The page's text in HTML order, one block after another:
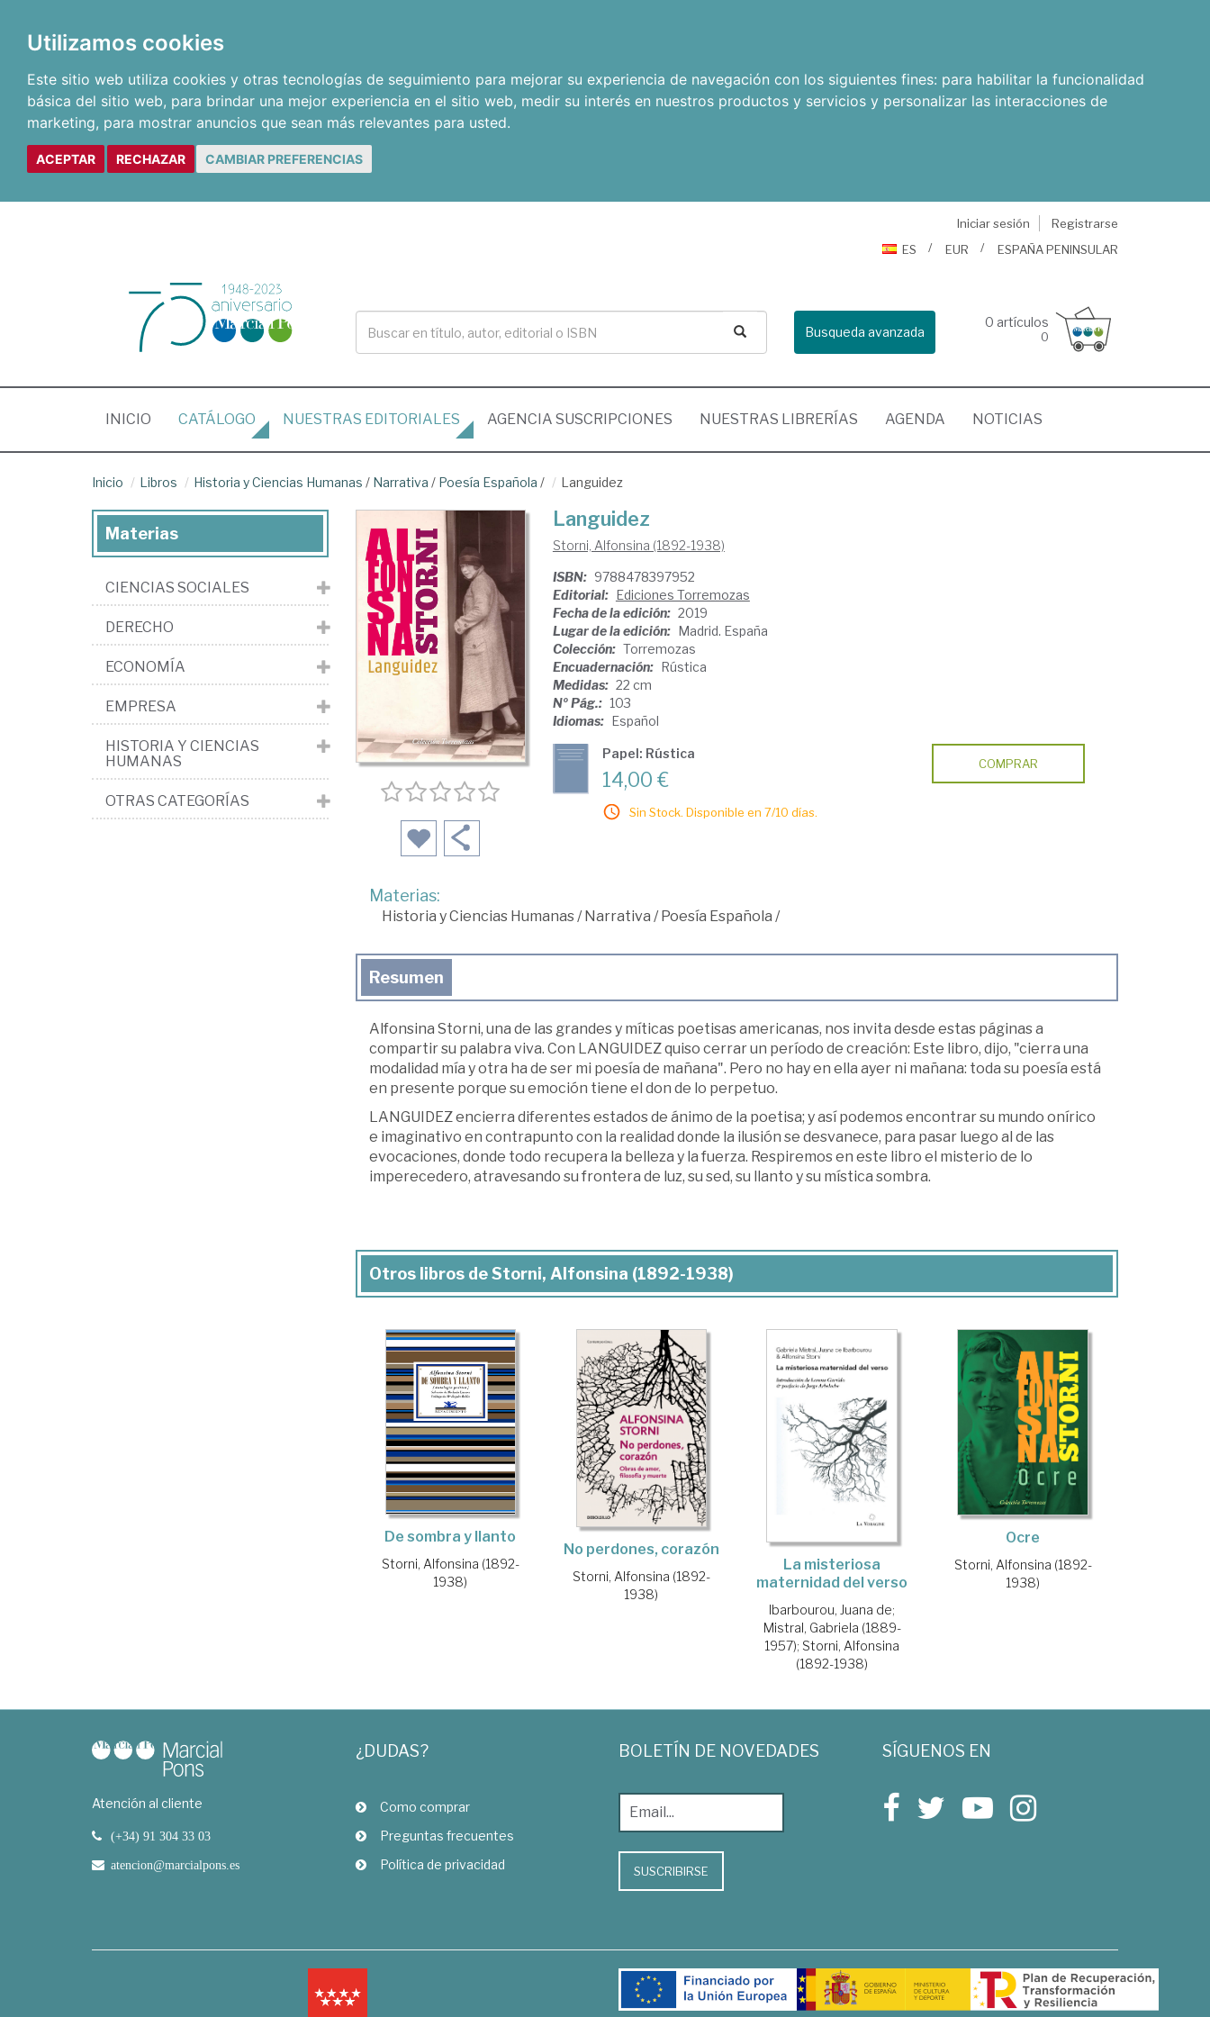
Utilizamos cookies
Este sitio web utiliza cookies y otras tecnologías de seguimiento para mejorar su experiencia de navegación con los siguientes fines: para habilitar la funcionalidad
básica del sitio web, para brindar una mejor experiencia en el sitio web, medir su interés en nuestros productos y servicios y personalizar las interacciones de
marketing, para mostrar anuncios que sean más relevantes para usted.
ACEPTAR RECHAZAR CAMBIAR PREFERENCIAS
Iniciar sesión
Registrarse
ES
EUR ESPAÑA PENINSULAR
Busqueda avanzada
0 artículos
0
INICIO (CURRENT)
CATÁLOGO NUESTRAS EDITORIALES AGENCIA SUSCRIPCIONES NUESTRAS LIBRERÍAS AGENDA NOTICIAS
Inicio Libros Historia y Ciencias Humanas / Narrativa / Poesía Española / Languidez
Languidez
Storni, Alfonsina (1892-1938)
ISBN: 9788478397952
Editorial: Ediciones Torremozas
Fecha de la edición: 2019
Lugar de la edición: Madrid. España
Colección: Torremozas
Encuadernación: Rústica
Medidas: 22 cm
Nº Pág.: 103
Idiomas: Español
Papel: Rústica
14,00 €
Sin Stock. Disponible en 7/10 días.
COMPRAR
Materias:
Historia y Ciencias Humanas/ Narrativa / Poesía Española /
Resumen
Alfonsina Storni, una de las grandes y míticas poetisas americanas, nos invita desde estas páginas a
compartir su palabra viva. Con LANGUIDEZ quiso cerrar un período de creación: Este libro, dijo, "cierra una
modalidad mía y otra ha de ser mi poesía de mañana". Pero no hay en ella ayer ni mañana: toda su poesía está
en presente porque su emoción tiene el don de lo perpetuo.
LANGUIDEZ encierra diferentes estados de ánimo de la poetisa; y así podemos encontrar su mundo onírico
e imaginativo en contrapunto con la realidad donde la ilusión se desvanece, para pasar luego al de las
evocaciones, donde todo recupera la belleza y la fuerza. Respiremos en este libro el misterio de lo
imperecedero, atravesando su frontera de luz, su sed, su llanto y su mística sombra.
Otros libros de Storni, Alfonsina (1892-1938)
De sombra y llanto
Storni, Alfonsina (1892-
1938)
No perdones, corazón
Storni, Alfonsina (1892-
1938)
La misteriosa
maternidad del verso
Ibarbourou, Juana de;
Mistral, Gabriela (1889-
1957); Storni, Alfonsina
(1892-1938)
Ocre
Storni, Alfonsina (1892-
1938)
Materias
CIENCIAS SOCIALES
DERECHO
ECONOMÍA
EMPRESA
HISTORIA Y CIENCIAS
HUMANAS
OTRAS CATEGORÍAS
Atención al cliente
(+34) 91 304 33 03
atencion@marcialpons.es
¿DUDAS?
Como comprar
Preguntas frecuentes
Política de privacidad
BOLETÍN DE NOVEDADES
SUSCRIBIRSE
SÍGUENOS EN